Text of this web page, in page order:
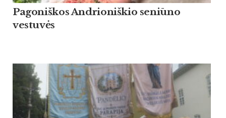
Pagoniškos Andrioniškio seniūno
vestuvės